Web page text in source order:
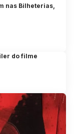
nas Bilheterias,
do filme